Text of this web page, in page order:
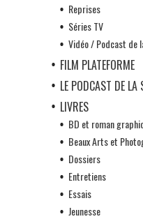
Reprises
Séries TV
Vidéo / Podcast de
FILM PLATEFORME
LE PODCAST DE LA
LIVRES
BD et roman
Beaux Arts et
Dossiers
Entretiens
Essais
Jeunesse